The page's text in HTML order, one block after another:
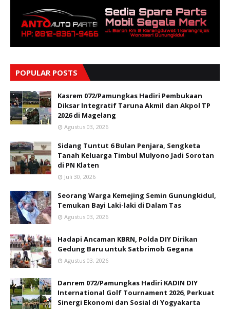
POPULAR POSTS
Kasrem 072/Pamungkas Hadiri Pembukaan
Diksar Integratif Taruna Akmil dan Akpol TP
2026 di Magelang
Agustus 03, 2026
Sidang Tuntut 6 Bulan Penjara, Sengketa
Tanah Keluarga Timbul Mulyono Jadi Sorotan
di PN Klaten
Juli 30, 2026
Seorang Warga Kemejing Semin Gunungkidul,
Temukan Bayi Laki-laki di Dalam Tas
Agustus 03, 2026
Hadapi Ancaman KBRN, Polda DIY Dirikan
Gedung Baru untuk Satbrimob Gegana
Agustus 03, 2026
Danrem 072/Pamungkas Hadiri KADIN DIY
International Golf Tournament 2026, Perkuat
Sinergi Ekonomi dan Sosial di Yogyakarta